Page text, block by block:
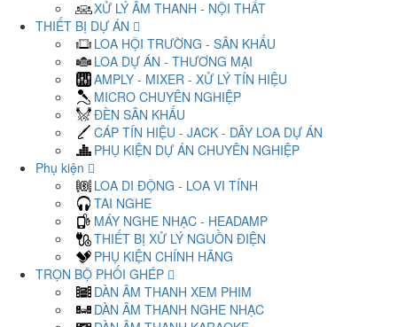
XỬ LÝ ÂM THANH - NỘI THẤT
THIẾT BỊ DỰ ÁN
LOA HỘI TRƯỜNG - SÂN KHẤU
LOA DỰ ÁN - THƯƠNG MẠI
AMPLY - MIXER - XỬ LÝ TÍN HIỆU
MICRO CHUYÊN NGHIỆP
ĐÈN SÂN KHẤU
CÁP TÍN HIỆU - JACK - DÂY LOA DỰ ÁN
PHỤ KIỆN DỰ ÁN CHUYÊN NGHIỆP
Phụ kiện
LOA DI ĐỘNG - LOA VI TÍNH
TAI NGHE
MÁY NGHE NHẠC - HEADAMP
THIẾT BỊ XỬ LÝ NGUỒN ĐIỆN
PHỤ KIỆN CHÍNH HÃNG
TRỌN BỘ PHỐI GHÉP
DÀN ÂM THANH XEM PHIM
DÀN ÂM THANH NGHE NHẠC